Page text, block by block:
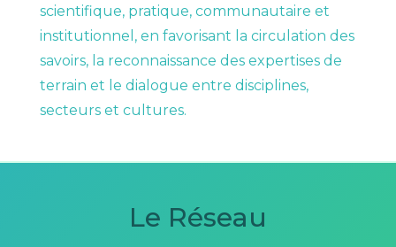
scientifique, pratique, communautaire et
institutionnel, en favorisant la circulation des
savoirs, la reconnaissance des expertises de
terrain et le dialogue entre disciplines,
secteurs et cultures.
Le Réseau